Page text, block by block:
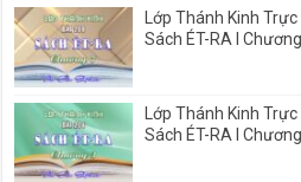
Lớp Thánh Kinh
Sách ÉT-RA I
Lớp Thánh Kinh
Sách ÉT-RA I